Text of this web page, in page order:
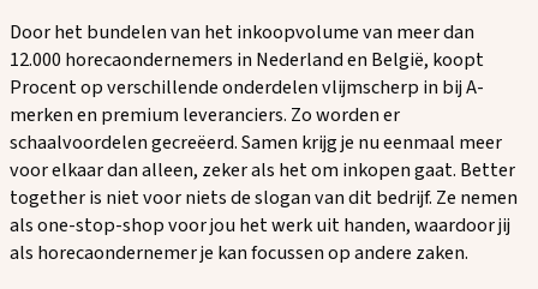
Door het bundelen van het inkoopvolume van meer dan
12.000 horecaondernemers in Nederland en België, koopt
Procent op verschillende onderdelen vlijmscherp in bij A-
merken en premium leveranciers. Zo worden er
schaalvoordelen gecreëerd. Samen krijg je nu eenmaal meer
voor elkaar dan alleen, zeker als het om inkopen gaat. Better
together is niet voor niets de slogan van dit bedrijf. Ze nemen
als one-stop-shop voor jou het werk uit handen, waardoor jij
als horecaondernemer je kan focussen op andere zaken.